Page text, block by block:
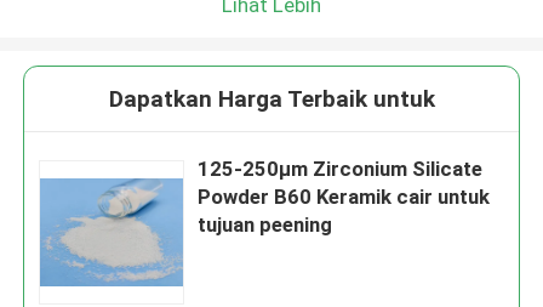
Dapatkan Harga Terbaik untuk
125-250μm Zirconium Silicate
Powder B60 Keramik cair untuk
tujuan peening